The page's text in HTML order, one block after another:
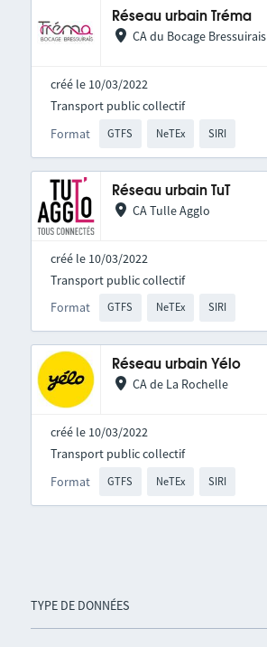
TYPE DE DONNÉES
Réseau urbain Tréma
CA du Bocage Bressuirais
créé le 10/03/2022
Format GTFS NeTEx SIRI
Transport public collectif
Réseau urbain TuT
CA Tulle Agglo
créé le 10/03/2022
Format GTFS NeTEx SIRI
Transport public collectif
Réseau urbain Yélo
CA de La Rochelle
créé le 10/03/2022
Format GTFS NeTEx SIRI
Transport public collectif